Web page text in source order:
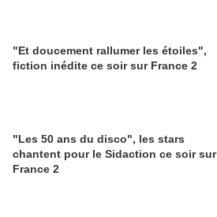
"Et doucement rallumer les étoiles",
fiction inédite ce soir sur France 2
"Les 50 ans du disco", les stars
chantent pour le Sidaction ce soir sur
France 2